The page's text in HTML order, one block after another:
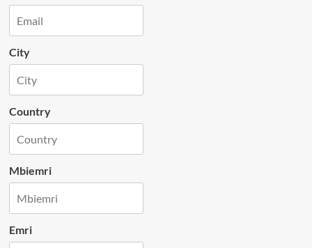
City
Country
Mbiemri
Emri